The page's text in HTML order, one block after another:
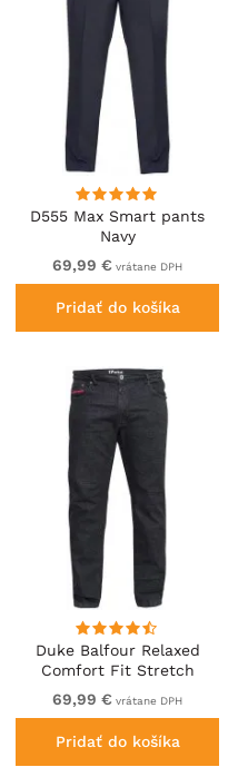
D555 Max Smart pants
Navy
69,99 € vrátane DPH
Pridať do košíka
Duke Balfour Relaxed
Comfort Fit Stretch
Jeans With Elasticated
Waist Black
69,99 € vrátane DPH
Pridať do košíka